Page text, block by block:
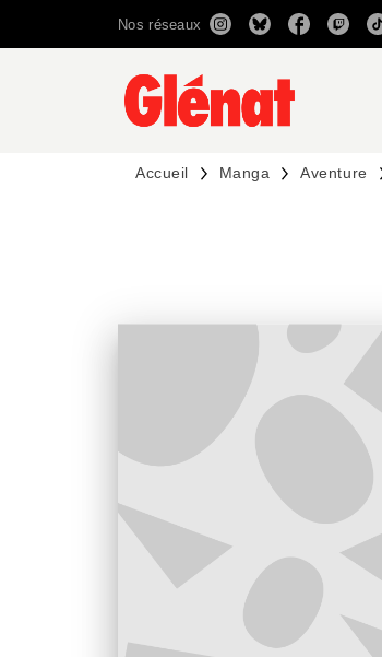
RECHERCHE
Nos réseaux
Accueil Manga Aventure